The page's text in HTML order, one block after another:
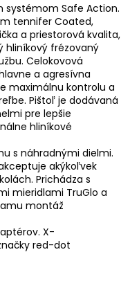
systémom Safe Action.
tennifer Coated,
a priestorová kvalita,
hliníkový frézovaný
Celokovová
a agresívna
maximálnu kontrolu a
Pištoľ je dodávaná
pre lepšie
hliníkové
s náhradnými dielmi.
akýkoľvek
Prichádza s
mieridlami TruGlo a
montáž
X-
red-dot